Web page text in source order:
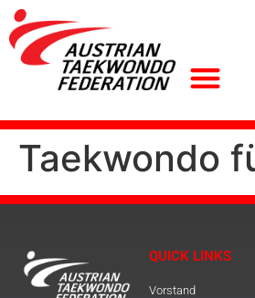
Taekwondo
QUICK LINKS
Vorstand